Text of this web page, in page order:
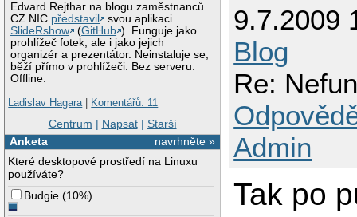
Edvard Rejthar na blogu zaměstnanců
CZ.NIC představil
svou aplikaci
SlideRshow
(GitHub ). Funguje jako
prohlížeč fotek, ale i jako jejich
organizér a prezentátor. Neinstaluje se,
běží přímo v prohlížeči. Bez serveru.
Offline.
Ladislav Hagara| Komentářů: 11
Centrum | Napsat| Starší
navrhněte »
Anketa
Které desktopové prostředí na Linuxu
používáte?
Budgie (10%)
9.7.2009
Blog
Re:
Admin
Tak po